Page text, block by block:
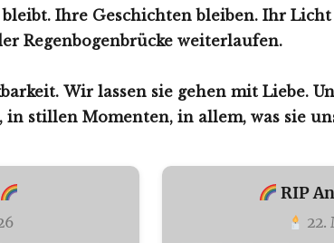
Ihre Geschichten bleiben. Ihr Licht
Regenbogenbrücke weiterlaufen.
Wir lassen sie gehen mit Liebe.
stillen Momenten, in allem, was sie
RIP
22.